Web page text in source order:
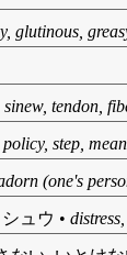
glutinous,
sinew, tendon,
step,
(one's
ュウ •